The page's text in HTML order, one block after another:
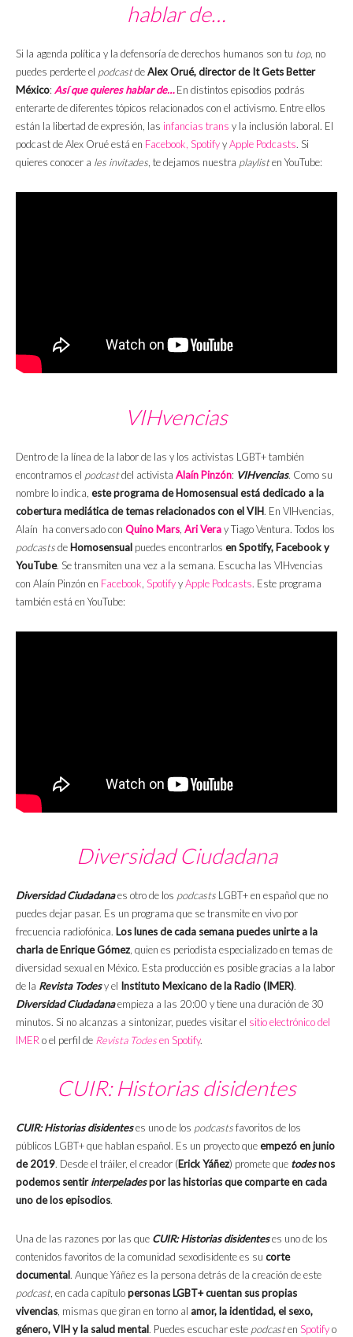
hablar de…
Si la agenda política y la defensoría de derechos humanos son tu top, no
puedes perderte el podcastdeAlex Orué, director de It Gets Better
México: Así que quieres hablar de…En distintos episodios podrás
enterarte de diferentes tópicos relacionados con el activismo. Entre ellos
están la libertad de expresión, las infancias trans y la inclusión laboral. El
podcast de Alex Orué está en Facebook, SpotifyyApple Podcasts. Si
quieres conocer a les invitades, te dejamos nuestra playlisten YouTube:
VIHvencias
Dentro de la línea de la labor de las y los activistas LGBT+ también
encontramos el podcastdel activista Alaín Pinzón: VIHvencias. Como su
nombre lo indica, este programa de Homosensual está dedicado a la
cobertura mediática de temas relacionados con el VIH. En VIHvencias,
Alaín ha conversado con Quino Mars Ari Veray Tiago Ventura. Todos los
podcastsde Homosensual puedes encontrarlos en Spotify, Facebook y
YouTube. Se transmiten una vez a la semana. Escucha las VIHvencias
con Alaín Pinzón en Facebook SpotifyyApple Podcasts. Este programa
también está en YouTube:
Diversidad Ciudadana
Diversidad Ciudadanaes otro de los podcasts LGBT+ en español que no
puedes dejar pasar. Es un programa que se transmite en vivo por
frecuencia radiofónica. Los lunes de cada semana puedes unirte a la
charla de Enrique Gómez, quien es periodista especializado en temas de
diversidad sexual en México. Esta producción es posible gracias a la labor
de la Revista Todesy el Instituto Mexicano de la Radio (IMER).
Diversidad Ciudadanaempieza a las 20:00 y tiene una duración de 30
minutos. Si no alcanzas a sintonizar, puedes visitar el sitio electrónico del
IMERo el perfil de Revista Todesen Spotify.
CUIR: Historias disidentes
CUIR: Historias disidenteses uno de los podcastsfavoritos de los
públicos LGBT+ que hablan español. Es un proyecto queempezó en junio
de 2019. Desde el tráiler, el creador (Erick Yáñez) promete que todesnos
podemos sentirinterpeladespor las historias que comparte en cada
uno de los episodios.
Una de las razones por las que CUIR: Historias disidenteses uno de los
contenidos favoritos de la comunidad sexodisidente es su corte
documental. Aunque Yáñez es la persona detrás de la creación de este
podcast, en cada capítulopersonas LGBT+ cuentan sus propias
vivencias, mismas que giran en torno al amor, la identidad, el sexo,
género, VIH y la salud mental. Puedes escuchar este podcasten Spotifyo